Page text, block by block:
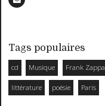
Tags populaires
cd Musique Frank Zappa
littérature poésie Paris